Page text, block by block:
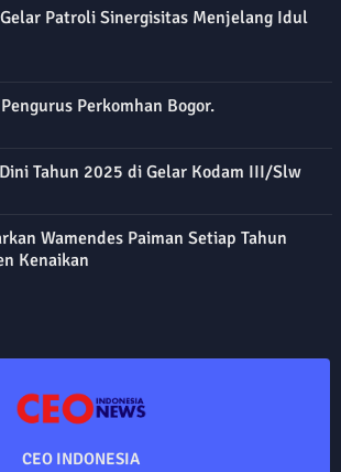
Patroli Sinergisitas Menjelang Idul
Perkomhan Bogor.
Tahun 2025 di Gelar Kodam III/Slw
Wamendes Paiman Setiap Tahun
Kenaikan
CEO INDONESIA